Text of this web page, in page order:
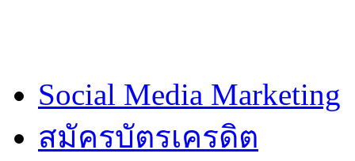
Social Media Marketing
สมัครบัตรเครดิต